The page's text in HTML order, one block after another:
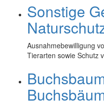
Sonstige
Ausnahmebewilligung
Tierarten sowie Schutz